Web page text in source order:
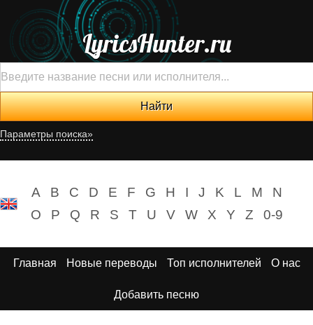
LyricsHunter.ru
Параметры поиска»
A B C D E F G H I J K L M
N
O
P Q R S T U V W X Y Z 0-9
Главная Новые переводы Топ исполнителей О нас
Добавить песню